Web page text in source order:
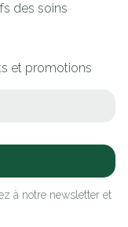
des soins
et promotions
à notre newsletter et